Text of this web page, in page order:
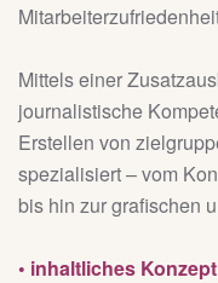
Mittels einer
journalistische
Erstellen von
spezialisiert – vom
bis hin zur grafischen
• inhaltliches